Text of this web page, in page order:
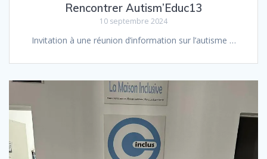
Rencontrer Autism’Educ13
10 septembre 2024
Invitation à une réunion d’information sur l’autisme …